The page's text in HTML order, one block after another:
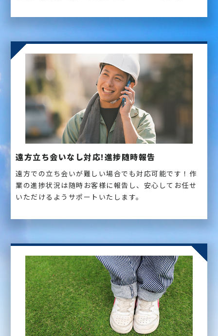
遠方立ち会いなし対応!進捗随時報告
遠方での立ち会いが難しい場合でも対応可能です！作
業の進捗状況は随時お客様に報告し、安心してお任せ
いただけるようサポートいたします。